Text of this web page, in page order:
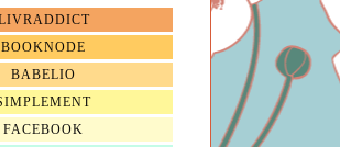
BOOKNODE
BABELIO
FACEBOOK